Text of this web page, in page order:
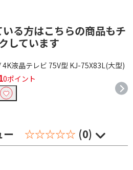
る方はこちらの商品もチ
しています
4K液晶テレビ 75V型 KJ-75X83L(大型)
0ポイント
ー ☆☆☆☆☆ (0)